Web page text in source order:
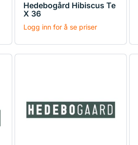
Hedebogård Hibiscus Te
X 36
Logg inn for å se priser